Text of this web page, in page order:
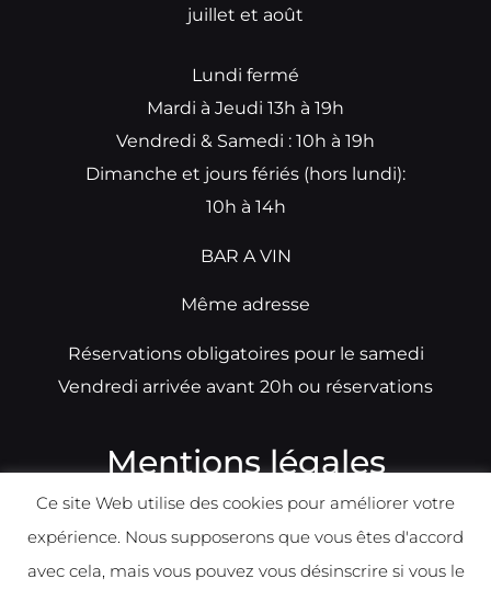
juillet et août
Lundi fermé
Mardi à Jeudi 13h à 19h
Vendredi & Samedi : 10h à 19h
Dimanche et jours fériés (hors lundi):
10h à 14h
BAR A VIN
Même adresse
Réservations obligatoires pour le samedi
Vendredi arrivée avant 20h ou réservations
Mentions légales
Ce site Web utilise des cookies pour améliorer votre
expérience. Nous supposerons que vous êtes d'accord
avec cela, mais vous pouvez vous désinscrire si vous le